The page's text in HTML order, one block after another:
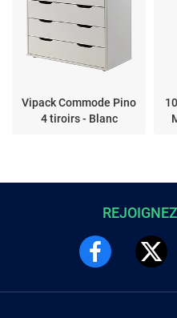
Vipack Commode Pino
4 tiroirs - Blanc